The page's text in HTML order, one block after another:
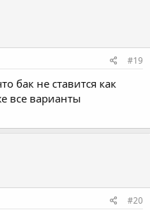
#19
бак не ставится как
все варианты
#20